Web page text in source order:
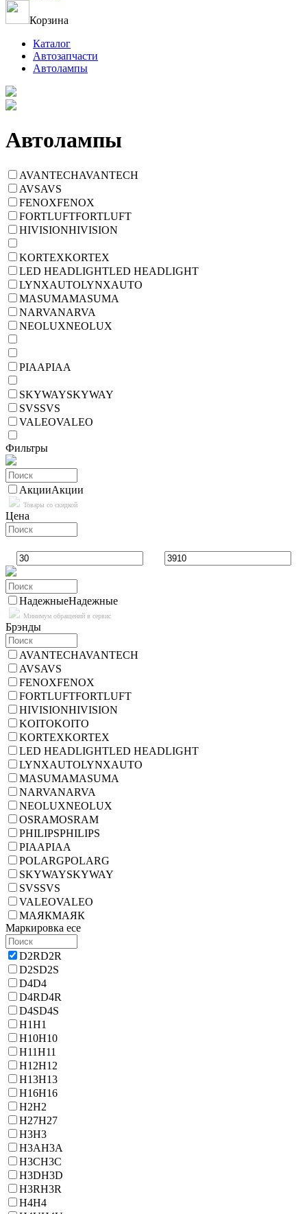
Корзина
Каталог
Автозапчасти
Автолампы
Автолампы
AVANTECHAVANTECH
AVSAVS
FENOXFENOX
FORTLUFTFORTLUFT
HIVISIONHIVISION
KORTEXKORTEX
LED HEADLIGHTLED HEADLIGHT
LYNXAUTOLYNXAUTO
MASUMAMASUMA
NARVANARVA
NEOLUXNEOLUX
PIAAPIAA
SKYWAYSKYWAY
SVSSVS
VALEOVALEO
Фильтры
АкцииАкции
Товары со скидкой
Цена
НадежныеНадежные
Минимум обращений в сервис
Брэнды
AVANTECHAVANTECH
AVSAVS
FENOXFENOX
FORTLUFTFORTLUFT
HIVISIONHIVISION
KOITOKOITO
KORTEXKORTEX
LED HEADLIGHTLED HEADLIGHT
LYNXAUTOLYNXAUTO
MASUMAMASUMA
NARVANARVA
NEOLUXNEOLUX
OSRAMOSRAM
PHILIPSPHILIPS
PIAAPIAA
POLARGPOLARG
SKYWAYSKYWAY
SVSSVS
VALEOVALEO
МАЯКМАЯК
Маркировка ece
D2RD2R
D2SD2S
D4D4
D4RD4R
D4SD4S
H1H1
H10H10
H11H11
H12H12
H13H13
H16H16
H2H2
H27H27
H3H3
H3AH3A
H3CH3C
H3DH3D
H3RH3R
H4H4